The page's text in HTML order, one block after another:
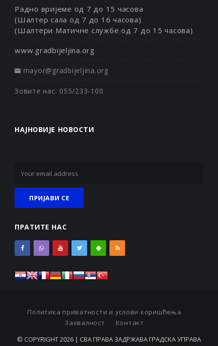
Радно вријеме од 7 до 15 часова
(Шалтер сала од 7 до 16 часова)
(Шалтери Матичне службе од 7 до 15 часова)
www.gradbijeljina.org
mayor@gradbijeljina.org
Зовите нас: 055/233-100
НАЈНОВИЈЕ НОВОСТИ
ПРАТИТЕ НАС
Политика приватности и услови коришћења
Захвалност
Контакт
© COPYRIGHT 2026 | СВА ПРАВА ЗАДРЖАВА ГРАДСКА УПРАВА